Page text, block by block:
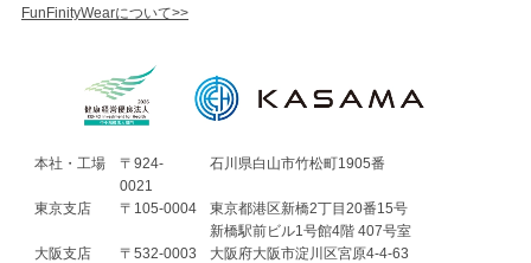
FunFinityWearについて>>
本社・工場
〒924-
0021
石川県白山市竹松町1905番
東京支店 〒105-0004
東京都港区新橋2丁目20番15号
新橋駅前ビル1号館4階 407号室
大阪支店
〒532-0003
大阪府大阪市淀川区宮原4-4-63